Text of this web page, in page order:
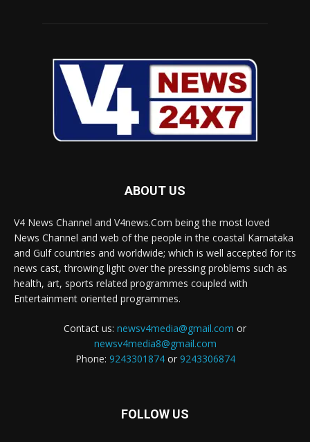
ABOUT US
V4 News Channel and V4news.Com being the most loved
News Channel and web of the people in the coastal Karnataka
and Gulf countries and worldwide; which is well accepted for its
news cast, throwing light over the pressing problems such as
health, art, sports related programmes coupled with
Entertainment oriented programmes.
Contact us: newsv4media@gmail.com or
newsv4media8@gmail.com
Phone: 9243301874or 9243306874
FOLLOW US